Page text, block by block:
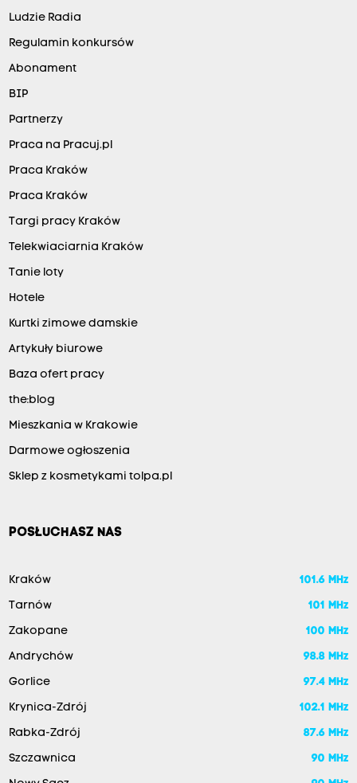
Ludzie Radia
Regulamin konkursów
Abonament
BIP
Partnerzy
Praca na Pracuj.pl
Praca Kraków
Praca Kraków
Targi pracy Kraków
Telekwiaciarnia Kraków
Tanie loty
Hotele
Kurtki zimowe damskie
Artykuły biurowe
Baza ofert pracy
the:blog
Mieszkania w Krakowie
Darmowe ogłoszenia
Sklep z kosmetykami tolpa.pl
POSŁUCHASZ NAS
Kraków 101.6 MHz
Tarnów 101 MHz
Zakopane 100 MHz
Andrychów 98.8 MHz
Gorlice 97.4 MHz
Krynica-Zdrój 102.1 MHz
Rabka-Zdrój 87.6 MHz
Szczawnica 90 MHz